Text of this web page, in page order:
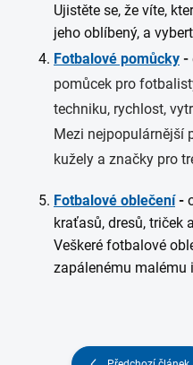
Ujistěte se, že víte,
jeho oblíbený, a
Fotbalové pomůcky -
pomůcek pro
techniku, rychlost,
Mezi nejpopulárnější
kužely a značky pro
Fotbalové oblečení-
kraťasů, dresů, triček
Veškeré fotbalové
zapálenému